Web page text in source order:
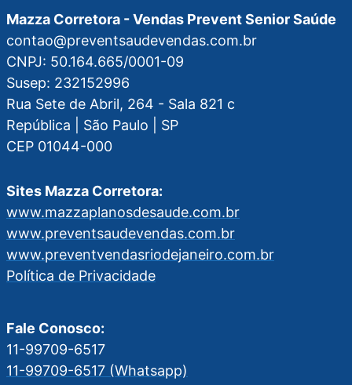
Mazza Corretora - Vendas Prevent Senior Saúde
contao@preventsaudevendas.com.br
CNPJ: 50.164.665/0001-09
Susep: 232152996
Rua Sete de Abril, 264 - Sala 821 c
República | São Paulo | SP
CEP 01044-000
Sites Mazza Corretora:
www.mazzaplanosdesaude.com.br
www.preventsaudevendas.com.br
www.preventvendasriodejaneiro.com.br
Política de Privacidade
Fale Conosco:
11-99709-6517
11-99709-6517 (Whatsapp)